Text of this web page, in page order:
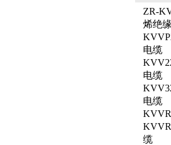
ZR-
烯绝
电缆
电缆
电缆
缆